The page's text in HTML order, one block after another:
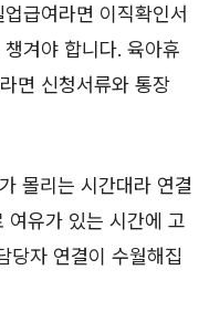
급여라면 이직확인서
겨야 합니다. 육아휴
면 신청서류와 통장
몰리는 시간대라 연결
여유가 있는 시간에 고
당자 연결이 수월해집